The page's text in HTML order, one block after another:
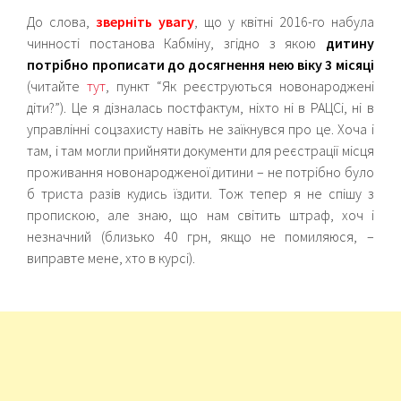
До слова, зверніть увагу , що у квітні 2016-го набула
чинності постанова Кабміну, згідно з якою дитину
потрібно прописати до досягнення нею віку 3 місяці
(читайтетут , пункт “Як реєструються новонароджені
діти?”). Це я дізналась постфактум, ніхто ні в РАЦСі, ні в
управлінні соцзахисту навіть не заїкнувся про це. Хоча і
там, і там могли прийняти документи для реєстрації місця
проживання новонародженої дитини – не потрібно було
б триста разів кудись їздити. Тож тепер я не спішу з
пропискою, але знаю, що нам світить штраф, хоч і
незначний (близько 40 грн, якщо не помиляюся, –
виправте мене, хто в курсі).